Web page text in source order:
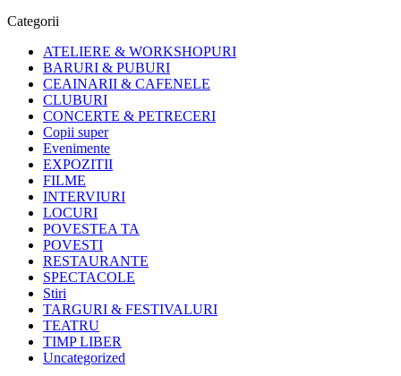
Categorii
ATELIERE & WORKSHOPURI
BARURI & PUBURI
CEAINARII & CAFENELE
CLUBURI
CONCERTE & PETRECERI
Copii super
Evenimente
EXPOZITII
FILME
INTERVIURI
LOCURI
POVESTEA TA
POVESTI
RESTAURANTE
SPECTACOLE
Stiri
TARGURI & FESTIVALURI
TEATRU
TIMP LIBER
Uncategorized